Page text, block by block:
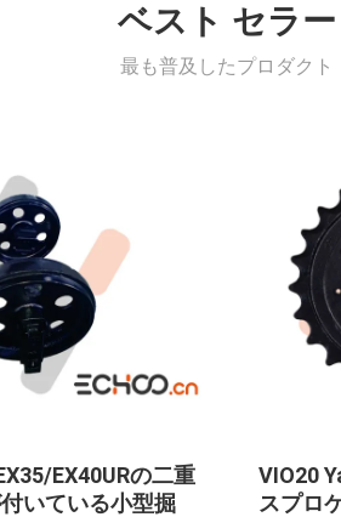
ベスト セラー
最も普及したプロダクト
の小型掘削機のた
小型掘削機のロ
Kubota
迎を用